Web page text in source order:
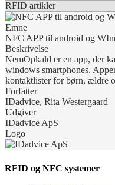
RFID artikler
Emne
NFC APP til android og
Beskrivelse
NemOpkald er en app, der
windows smartphones.
kontaktlister for børn, ældre
Forfatter
IDadvice, Rita Westergaard
Udgiver
IDadvice ApS
Logo
RFID og NFC systemer